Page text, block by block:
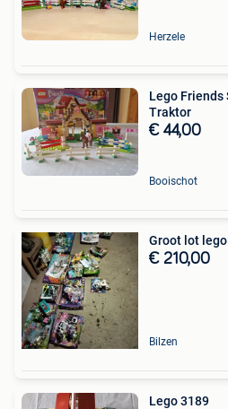
Herzele
Lego
Traktor
€ 44,00
Booischot
€ 210,00
Bilzen
Lego 3189